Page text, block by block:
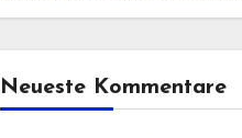
Neueste Kommentare